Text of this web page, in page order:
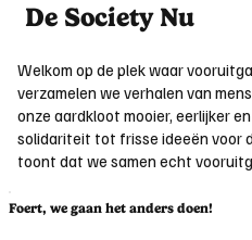
De Society Nu
Welkom op de plek waar
verzamelen we verhalen van
onze aardkloot mooier, eerlijker
solidariteit tot frisse ideeën voor
toont dat we samen echt
Foert, we gaan het anders doen!